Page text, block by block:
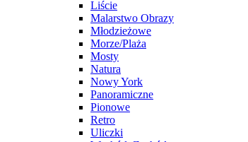
Liście
Malarstwo Obrazy
Młodzieżowe
Morze/Plaża
Mosty
Natura
Nowy York
Panoramiczne
Pionowe
Retro
Uliczki